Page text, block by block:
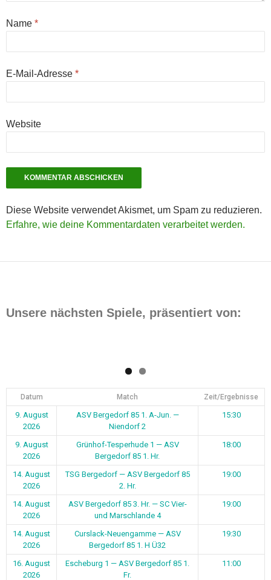
Name *
E-Mail-Adresse *
Website
Diese Website verwendet Akismet, um Spam zu reduzieren.
Erfahre, wie deine Kommentardaten verarbeitet werden.
Unsere nächsten Spiele, präsentiert von:
Datum Match Zeit/Ergebnisse
9. August
2026
ASV Bergedorf 85 1. A-Jun. —
Niendorf 2
15:30
9. August
2026
Grünhof-Tesperhude 1 — ASV
Bergedorf 85 1. Hr.
18:00
14. August
2026
TSG Bergedorf — ASV Bergedorf 85
2. Hr.
19:00
14. August
2026
ASV Bergedorf 85 3. Hr. — SC Vier-
und Marschlande 4
19:00
14. August
2026
Curslack-Neuengamme — ASV
Bergedorf 85 1. H Ü32
19:30
16. August
2026
Escheburg 1 — ASV Bergedorf 85 1.
Fr.
11:00